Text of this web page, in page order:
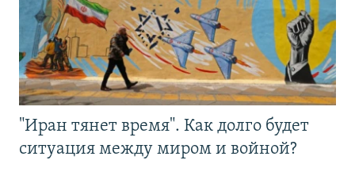
"Иран тянет время". Как долго будет
ситуация между миром и войной?